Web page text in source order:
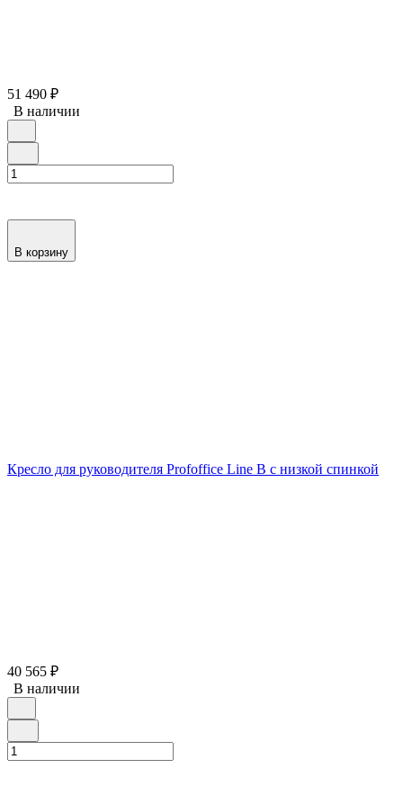
51 490 ₽
В наличии
В корзину
Кресло для руководителя Profoffice Line B с низкой спинкой
40 565 ₽
В наличии